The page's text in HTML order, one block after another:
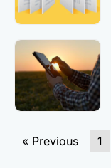
« Previous 1